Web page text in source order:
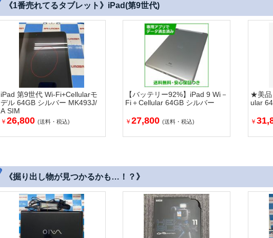
《1番売れてるタブレット》iPad(第9世代)
iPad 第9世代 Wi-Fi+Cellularモ
デル 64GB シルバー MK493J/
A SIM
￥ 26,800 (送料・税込)
【バッテリー92%】iPad 9 Wi－
Fi＋Cellular 64GB シルバー
￥27,800(送料・税込)
★美品
ular
￥
《掘り出し物が見つかるかも…！？》